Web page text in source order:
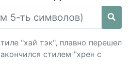
"хай тэк", плавно перешел
стилем "хрен с